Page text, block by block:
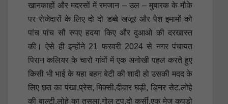
खानकाहों और मदरसों में रमजान – उल – मुबारक के मौके
पर रोजेदारों के लिए दो दो डब्बे खजूर और पेश इमामों को
पांच पांच सौ रुपए हदया किए और दुआओ की दरखास्त
की। ऐसे ही इन्होंने 21 फरवरी 2024 से नगर पंचायत
पिरान कलियर के चारो गांवों में एक अनोखी पहल करते हुए
किसी भी भाई के यहा बहन बेटी की शादी हो उसकी मदद के
लिए छत का पंखा,प्रेस, मिक्सी,दीवार घड़ी, डिनर सेट,लोहे
की बाल्टी,लोहे का तसला,गोल टप,दो कुर्सी,एक मेज कपड़ो